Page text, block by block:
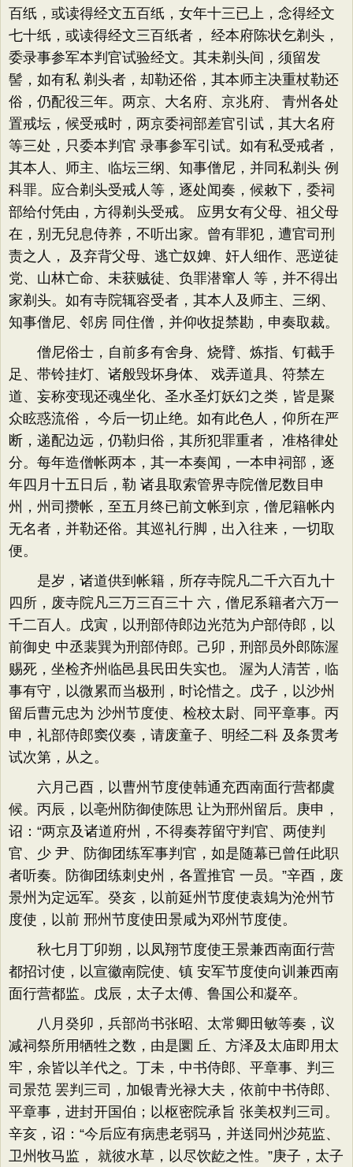
百纸，或读得经文五百纸，女年十三已上，念得经文
七十纸，或读得经文三百纸者， 经本府陈状乞剃头，
委录事参军本判官试验经文。其未剃头间，须留发
髻，如有私 剃头者，却勒还俗，其本师主决重杖勒还
俗，仍配役三年。两京、大名府、京兆府、 青州各处
置戒坛，候受戒时，两京委祠部差官引试，其大名府
等三处，只委本判官 录事参军引试。如有私受戒者，
其本人、师主、临坛三纲、知事僧尼，并同私剃头 例
科罪。应合剃头受戒人等，逐处闻奏，候敕下，委祠
部给付凭由，方得剃头受戒。 应男女有父母、祖父母
在，别无兒息侍养，不听出家。曾有罪犯，遭官司刑
责之人， 及弃背父母、逃亡奴婢、奸人细作、恶逆徒
党、山林亡命、未获贼徒、负罪潜窜人 等，并不得出
家剃头。如有寺院辄容受者，其本人及师主、三纲、
知事僧尼、邻房 同住僧，并仰收捉禁勘，申奏取裁。
僧尼俗士，自前多有舍身、烧臂、炼指、钉截手
足、带铃挂灯、诸般毁坏身体、 戏弄道具、符禁左
道、妄称变现还魂坐化、圣水圣灯妖幻之类，皆是聚
众眩惑流俗， 今后一切止绝。如有此色人，仰所在严
断，递配边远，仍勒归俗，其所犯罪重者， 准格律处
分。每年造僧帐两本，其一本奏闻，一本申祠部，逐
年四月十五日后，勒 诸县取索管界寺院僧尼数目申
州，州司攒帐，至五月终已前文帐到京，僧尼籍帐内
无名者，并勒还俗。其巡礼行脚，出入往来，一切取
便。
是岁，诸道供到帐籍，所存寺院凡二千六百九十
四所，废寺院凡三万三百三十 六，僧尼系籍者六万一
千二百人。戊寅，以刑部侍郎边光范为户部侍郎，以
前御史 中丞裴巽为刑部侍郎。己卯，刑部员外郎陈渥
赐死，坐检齐州临邑县民田失实也。 渥为人清苦，临
事有守，以微累而当极刑，时论惜之。戊子，以沙州
留后曹元忠为 沙州节度使、检校太尉、同平章事。丙
申，礼部侍郎窦仪奏，请废童子、明经二科 及条贯考
试次第，从之。
六月己酉，以曹州节度使韩通充西南面行营都虞
候。丙辰，以亳州防御使陈思 让为邢州留后。庚申，
诏：“两京及诸道府州，不得奏荐留守判官、两使判
官、少 尹、防御团练军事判官，如是随幕已曾任此职
者听奏。防御团练刺史州，各置推官 一员。”辛酉，废
景州为定远军。癸亥，以前延州节度使袁鳷为沧州节
度使，以前 邢州节度使田景咸为邓州节度使。
秋七月丁卯朔，以凤翔节度使王景兼西南面行营
都招讨使，以宣徽南院使、镇 安军节度使向训兼西南
面行营都监。戊辰，太子太傅、鲁国公和凝卒。
八月癸卯，兵部尚书张昭、太常卿田敏等奏，议
减祠祭所用牺牲之数，由是圜 丘、方泽及太庙即用太
牢，余皆以羊代之。丁未，中书侍郎、平章事、判三
司景范 罢判三司，加银青光禄大夫，依前中书侍郎、
平章事，进封开国伯；以枢密院承旨 张美权判三司。
辛亥，诏：“今后应有病患老弱马，并送同州沙苑监、
卫州牧马监， 就彼水草，以尽饮龁之性。”庚子，太子